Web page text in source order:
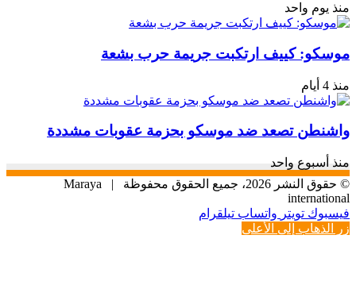
منذ يوم واحد
موسكو: كييف ارتكبت جريمة حرب بشعة
منذ 4 أيام
واشنطن تصعد ضد موسكو بحزمة عقوبات مشددة
منذ أسبوع واحد
© حقوق النشر 2026، جميع الحقوق محفوظة |
Maraya
international
فيسبوك تويتر واتساب تيلقرام
زر الذهاب إلى الأعلى